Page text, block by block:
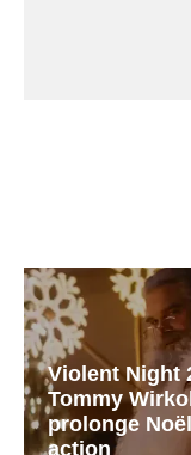
Violent Night
Tommy
prolonge
action